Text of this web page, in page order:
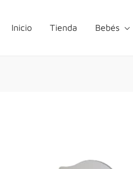
Inicio Tienda Bebés